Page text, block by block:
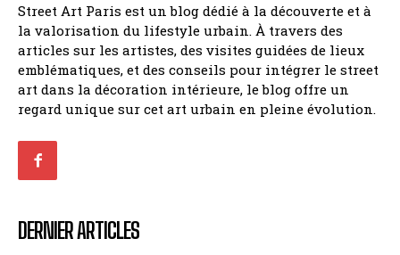
Street Art Paris est un blog dédié à la découverte et à
la valorisation du lifestyle urbain. À travers des
articles sur les artistes, des visites guidées de lieux
emblématiques, et des conseils pour intégrer le street
art dans la décoration intérieure, le blog offre un
regard unique sur cet art urbain en pleine évolution.
DERNIER ARTICLES